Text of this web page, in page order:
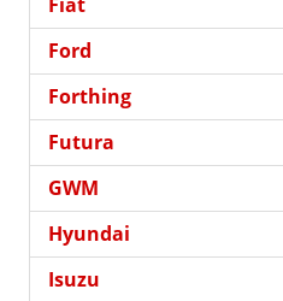
Ford
Forthing
Futura
GWM
Hyundai
Isuzu